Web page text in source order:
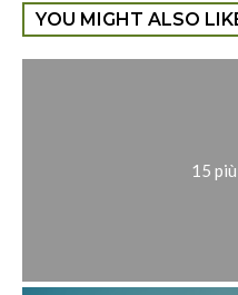
YOU MIGHT ALSO
15